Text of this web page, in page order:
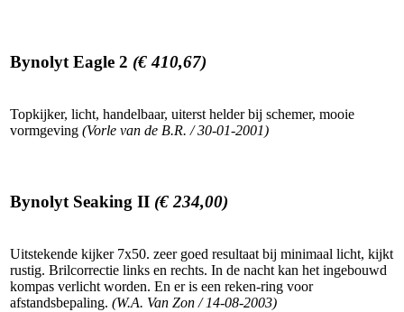
Bynolyt Eagle 2 (€ 410,67)
Topkijker, licht, handelbaar, uiterst helder bij schemer, mooie
vormgeving (Vorle van de B.R. / 30-01-2001)
Bynolyt Seaking II (€ 234,00)
Uitstekende kijker 7x50. zeer goed resultaat bij minimaal licht, kijkt
rustig. Brilcorrectie links en rechts. In de nacht kan het ingebouwd
kompas verlicht worden. En er is een reken-ring voor
afstandsbepaling. (W.A. Van Zon / 14-08-2003)